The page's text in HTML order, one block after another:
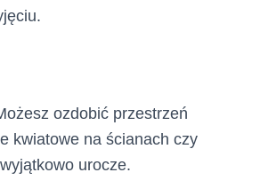
ozdobić przestrzeń
kwiatowe na ścianach czy
urocze.